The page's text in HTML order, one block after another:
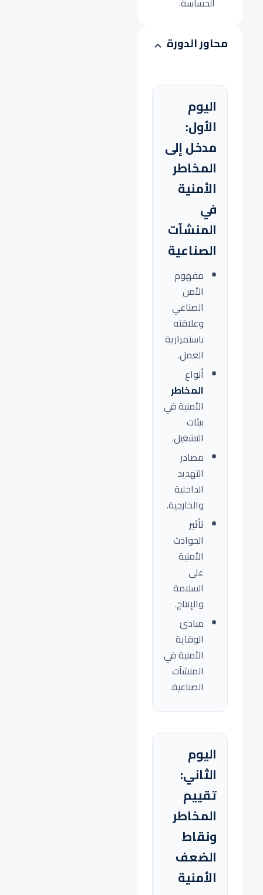
محاور الدورة
اليوم
الأول:
مدخل إلى
المخاطر
الأمنية
في
المنشآت
الصناعية
مفهوم
الأمن
الصناعي
وعلاقته
باستمرارية
العمل.
أنواع
المخاطر
الأمنية في
بيئات
التشغيل.
مصادر
التهديد
الداخلية
والخارجية.
تأثير
الحوادث
الأمنية
على
السلامة
والإنتاج.
مبادئ
الوقاية
الأمنية في
المنشآت
الصناعية.
اليوم
الثاني:
تقييم
المخاطر
ونقاط
الضعف
الأمنية